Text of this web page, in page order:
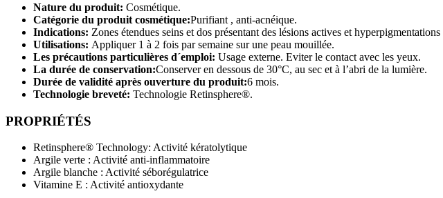
Nature du produit: Cosmétique.
Catégorie du produit cosmétique:Purifiant , anti-acnéique.
Indications: Zones étendues seins et dos présentant des lésions actives et
Utilisations: Appliquer 1 à 2 fois par semaine sur une peau mouillée.
Les précautions particulières d´emploi: Usage externe. Eviter le contact avec les yeux.
La durée de conservation:Conserver en dessous de 30°C, au sec et à l’abri de la lumière.
Durée de validité après ouverture du produit:6 mois.
Technologie breveté: Technologie Retinsphere®.
PROPRIÉTÉS
Retinsphere® Technology: Activité kératolytique
Argile verte : Activité anti-inflammatoire
Argile blanche : Activité séborégulatrice
Vitamine E : Activité antioxydante